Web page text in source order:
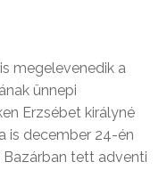
megelevenedik a
ünnepi
Erzsébet királyné
is december 24-én
Bazárban tett adventi